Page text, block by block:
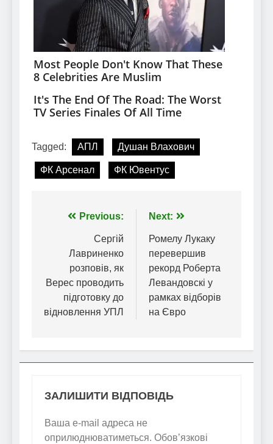
Tagged: АПЛ Душан Влахович
ФК Арсенал ФК Ювентус
Навігація
записів
Previous:
Сергій
Лавриненко
розповів, як
Верес проводить
підготовку до
відновлення УПЛ
Next:
Ромелу Лукаку
перевершив
рекорд Роберта
Левандовскі у
рамках відборів
на Євро
ЗАЛИШИТИ ВІДПОВІДЬ
Ваша e-mail адреса не
оприлюднюватиметься. Обов’язкові